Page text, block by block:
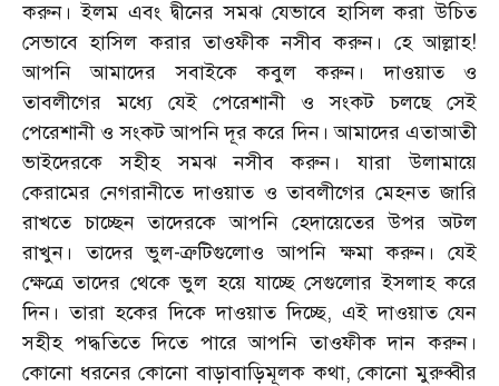
করুন। ইলম এবং দ্বীনের সমঝ যেভাবে হাসিল করা উচিত
সেভাবে হাসিল করার তাওফীক নসীব করুন। হে আল্লাহ!
আপনি আমাদের সবাইকে কবুল করুন। দাওয়াত ও
তাবলীগের মধ্যে যেই পেরেশানী ও সংকট চলছে সেই
পেরেশানী ও সংকট আপনি দূর করে দিন। আমাদের এতাআতী
ভাইদেরকে সহীহ সমঝ নসীব করুন। যারা উলামায়ে
কেরামের নেগরানীতে দাওয়াত ও তাবলীগের মেহনত জারি
রাখতে চাচ্ছেন তাদেরকে আপনি হেদায়েতের উপর অটল
রাখুন। তাদের ভুল-ত্রুটিগুলোও আপনি ক্ষমা করুন। যেই
ক্ষেত্রে তাদের থেকে ভুল হয়ে যাচ্ছে সেগুলোর ইসলাহ করে
দিন। তারা হকের দিকে দাওয়াত দিচ্ছে, এই দাওয়াত যেন
সহীহ পদ্ধতিতে দিতে পারে আপনি তাওফীক দান করুন।
কোনো ধরনের কোনো বাড়াবাড়িমূলক কথা, কোনো মুরুব্বীর